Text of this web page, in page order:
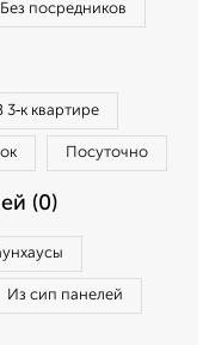
Без посредников
3‑к квартире
Посуточно
(0)
Из сип панелей